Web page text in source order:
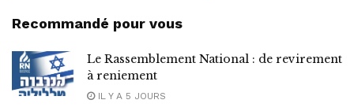
Recommandé pour vous
Le Rassemblement National : de revirement
à reniement
IL Y A 5 JOURS